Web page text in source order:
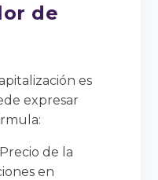
de
es
expresar
de la
en